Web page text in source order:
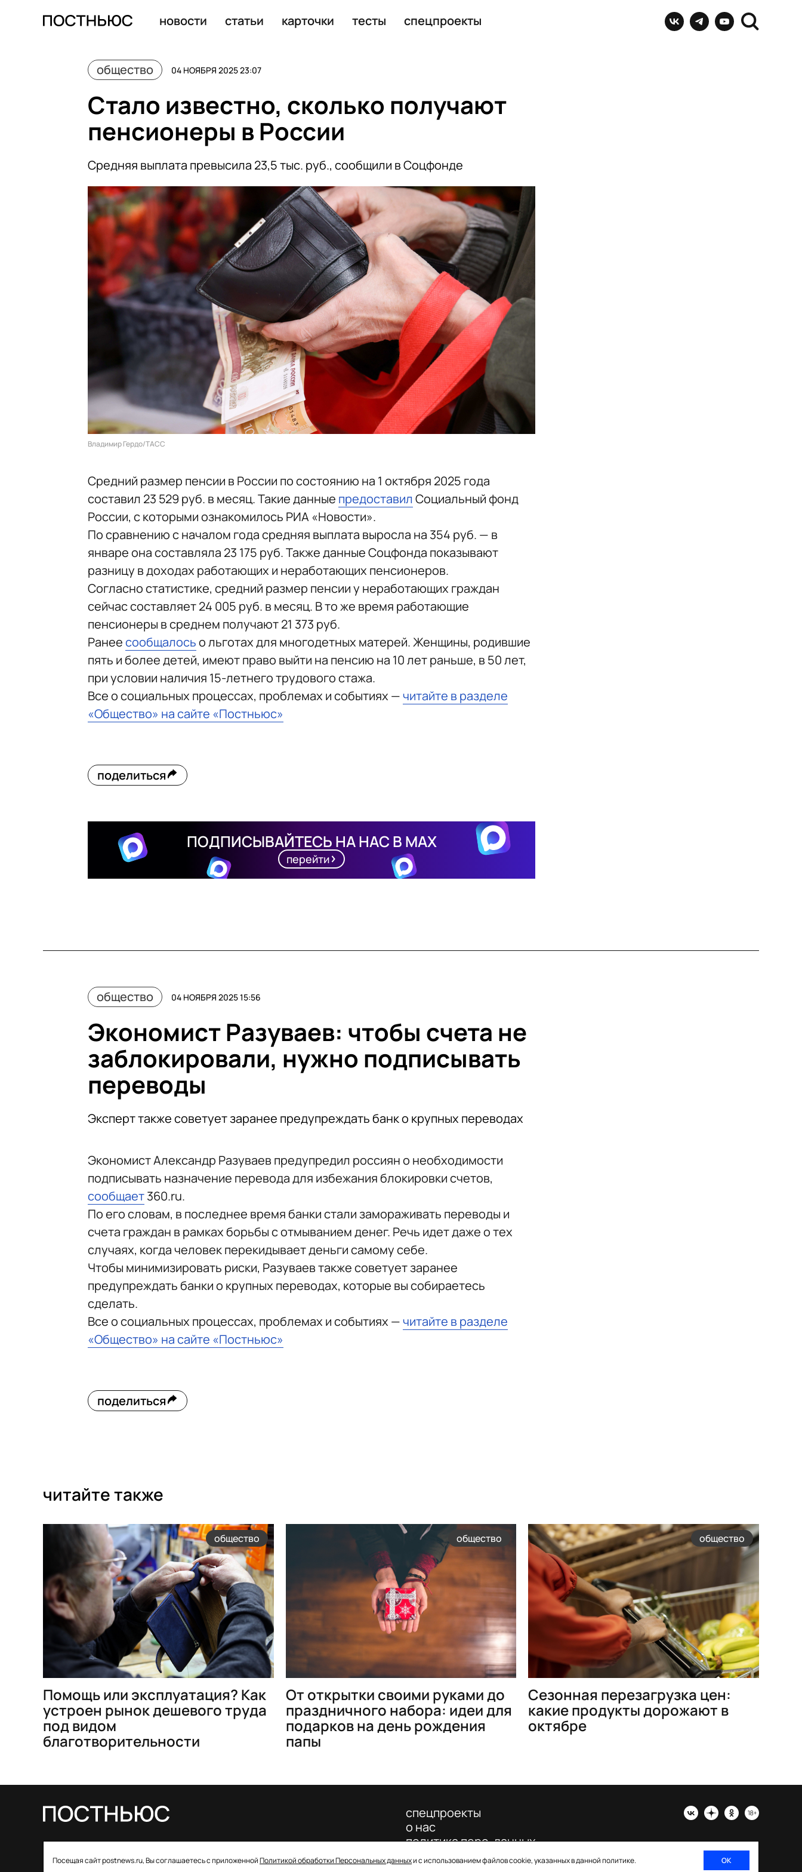
новости статьи карточки тесты спецпроекты
общество 04 НОЯБРЯ 2025 23:07
Стало известно, сколько получают
пенсионеры в России
Средняя выплата превысила 23,5 тыс. руб., сообщили в Соцфонде
Владимир Гердо/ТАСС
Средний размер пенсии в России по состоянию на 1 октября 2025 года
составил 23 529 руб. в месяц. Такие данные предоставилСоциальный фонд
России, с которыми ознакомилось РИА «Новости».
По сравнению с началом года средняя выплата выросла на 354 руб. — в
январе она составляла 23 175 руб. Также данные Соцфонда показывают
разницу в доходах работающих и неработающих пенсионеров.
Согласно статистике, средний размер пенсии у неработающих граждан
сейчас составляет 24 005 руб. в месяц. В то же время работающие
пенсионеры в среднем получают 21 373 руб.
Ранеесообщалосьо льготах для многодетных матерей. Женщины, родившие
пять и более детей, имеют право выйти на пенсию на 10 лет раньше, в 50 лет,
при условии наличия 15-летнего трудового стажа.
Все о социальных процессах, проблемах и событиях —читайте в разделе
«Общество» на сайте «Постньюс»
поделиться
ПОДПИСЫВАЙТЕСЬ НА НАС В MAX
перейти
общество 04 НОЯБРЯ 2025 15:56
Экономист Разуваев: чтобы счета не
заблокировали, нужно подписывать
переводы
Эксперт также советует заранее предупреждать банк о крупных переводах
Экономист Александр Разуваев предупредил россиян о необходимости
подписывать назначение перевода для избежания блокировки счетов,
сообщает360.ru.
По его словам, в последнее время банки стали замораживать переводы и
счета граждан в рамках борьбы с отмыванием денег. Речь идет даже о тех
случаях, когда человек перекидывает деньги самому себе.
Чтобы минимизировать риски, Разуваев также советует заранее
предупреждать банки о крупных переводах, которые вы собираетесь
сделать.
Все о социальных процессах, проблемах и событиях —читайте в разделе
«Общество» на сайте «Постньюс»
поделиться
читайте также
общество
Помощь или эксплуатация? Как
устроен рынок дешевого труда
под видом
благотворительности
общество
От открытки своими руками до
праздничного набора: идеи для
подарков на день рождения
папы
общество
Сезонная перезагрузка цен:
какие продукты дорожают в
октябре
Посещая сайт postnews.ru, Вы соглашаетесь с приложеннойПолитикой обработки Персональных данныхи с использованием файлов cookie, указанных в данной политике. ОК
о регистрации СМИ: ЭЛ № ФС 77–85757 от 22 августа
спецпроекты
о нас
политика перс. данных